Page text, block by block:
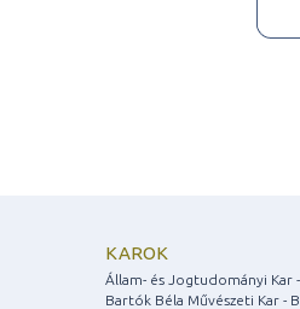
KAROK
Állam- és Jogtudományi Kar
Bartók Béla Művészeti Kar -